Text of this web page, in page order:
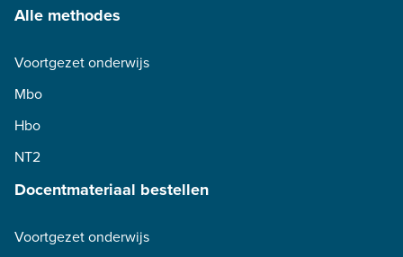
Alle methodes
Voortgezet onderwijs
Mbo
Hbo
NT2
Docentmateriaal bestellen
Voortgezet onderwijs